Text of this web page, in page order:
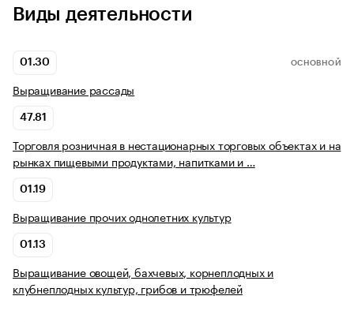
Виды деятельности
01.30 ОСНОВНОЙ
Выращивание рассады
47.81
Торговля розничная в нестационарных торговых объектах и на
рынках пищевыми продуктами, напитками и …
01.19
Выращивание прочих однолетних культур
01.13
Выращивание овощей, бахчевых, корнеплодных и
клубнеплодных культур, грибов и трюфелей